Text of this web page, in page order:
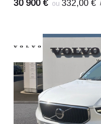
30 900 € ou 332,00 €